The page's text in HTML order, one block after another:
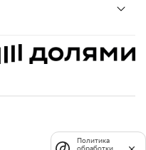
Политика
обработки